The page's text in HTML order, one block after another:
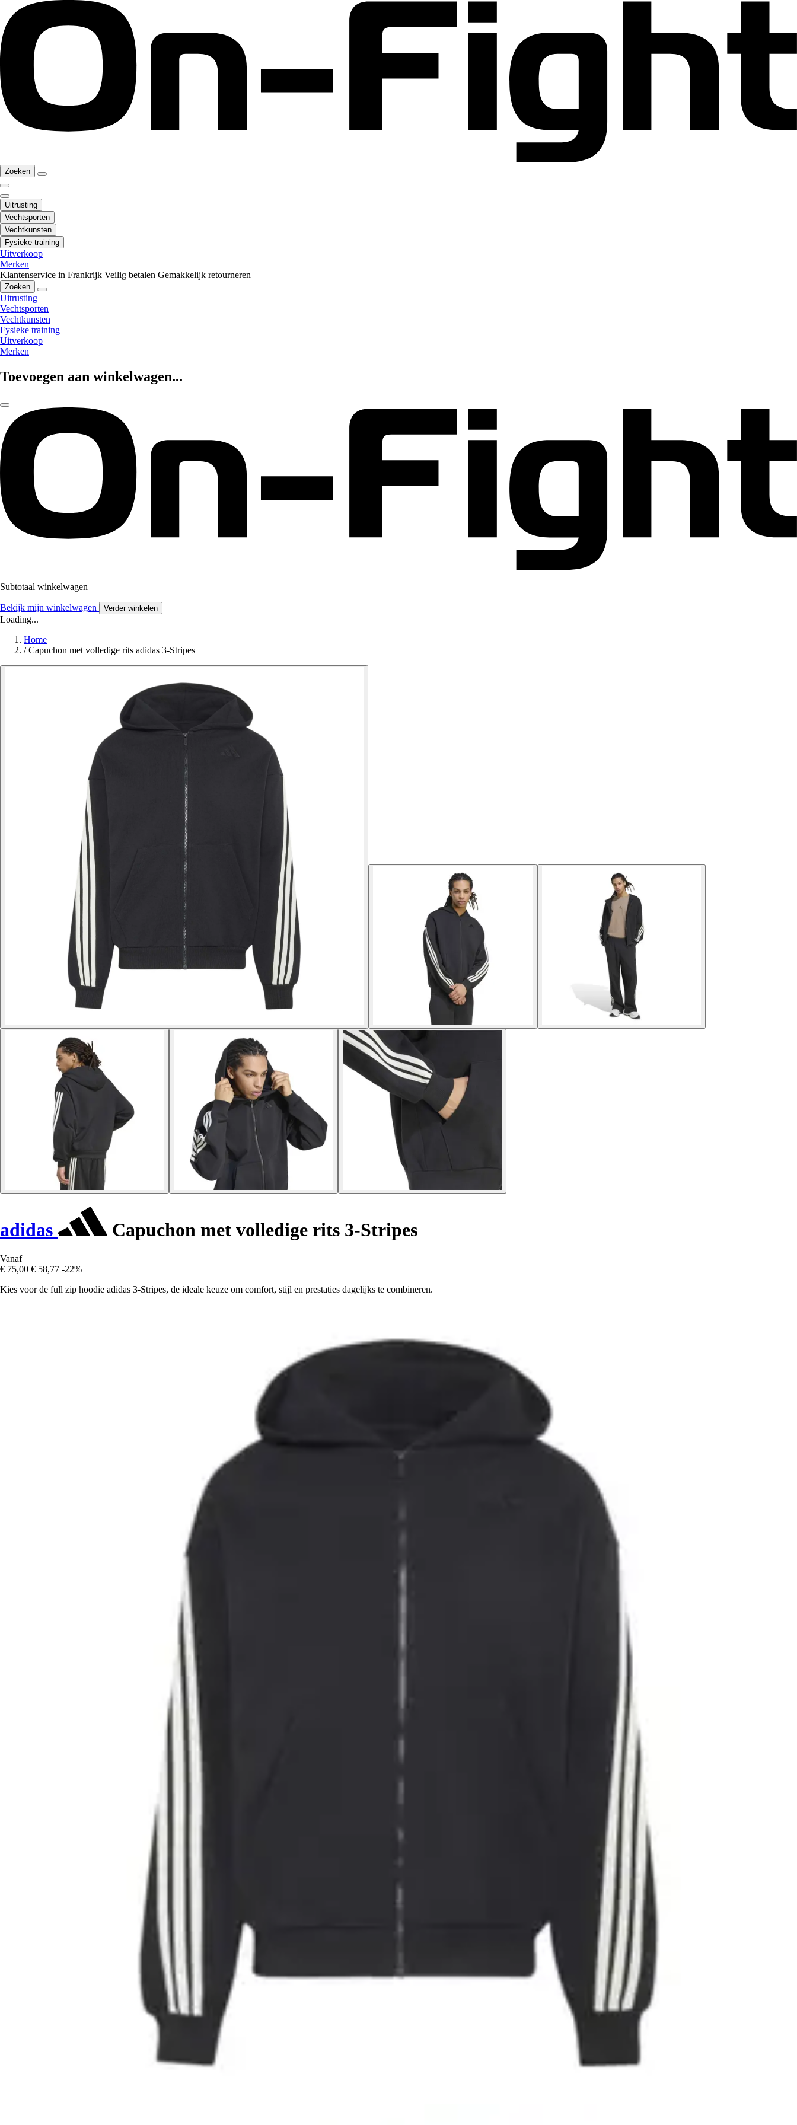
Zoeken
Uitrusting
Vechtsporten
Vechtkunsten
Fysieke training
Uitverkoop
Merken
Klantenservice in Frankrijk Veilig betalen Gemakkelijk retourneren
Zoeken
Uitrusting
Vechtsporten
Vechtkunsten
Fysieke training
Uitverkoop
Merken
Toevoegen aan winkelwagen...
Subtotaal winkelwagen
Bekijk mijn winkelwagen Verder winkelen
Loading...
Home
/ Capuchon met volledige rits adidas 3-Stripes
adidas Capuchon met volledige rits 3-Stripes
Vanaf
€ 75,00 € 58,77 -22%
Kies voor de full zip hoodie adidas 3-Stripes, de ideale keuze om comfort, stijl en prestaties dagelijks te combineren.